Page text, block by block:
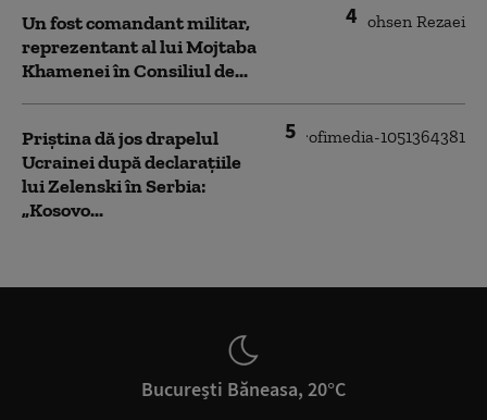
4
Un fost comandant militar,
reprezentant al lui Mojtaba
Khamenei în Consiliul de...
5
Priștina dă jos drapelul
Ucrainei după declarațiile
lui Zelenski în Serbia:
„Kosovo...
București Băneasa, 20°C